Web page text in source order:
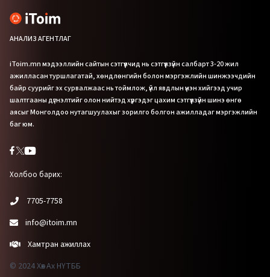
АНАЛИЗ АГЕНТЛАГ
iToim.mn мэдээллийн сайтын сэтгүүлчид нь сэтгүүлзүйн салбарт 3-20 жил
ажилласан туршлагатай, хөндлөнгийн болон мэргэжлийн шинжээчдийн
байр суурийг эх сурвалжаас нь тоймлож, үйл явдлын үнэн хийгээд учир
шалтгааны дүгнэлтийг олон нийтэд хүргэдэг цахим сэтгүүлзүйн шинэ өнгө
аясыг Монголдоо нутагшуулахыг зорилго болгон ажилладаг мэргэжлийн
баг юм.
Холбоо барих:
7705-7758
info@itoim.mn
Хамтран ажиллах
© 2024 Хөх Ах НҮТББ